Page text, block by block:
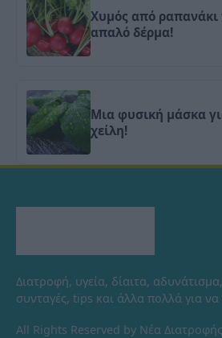
Χυμός από ραπανάκι
απαλό δέρμα!
Μια φυσική μάσκα
χείλη!
Διατροφή, υγεία, δίαιτα,
συνταγές, tips και άλλα πολλά για
All Rights Reserved by Νέα